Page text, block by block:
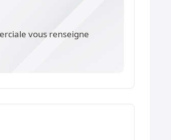
vous renseigne